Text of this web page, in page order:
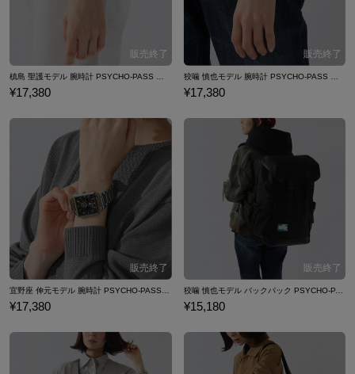
¥17,380 ¥17,380
¥17,380
狡噛 慎也モデル バックパック PSYCHO-PASS サイコパス
¥15,180